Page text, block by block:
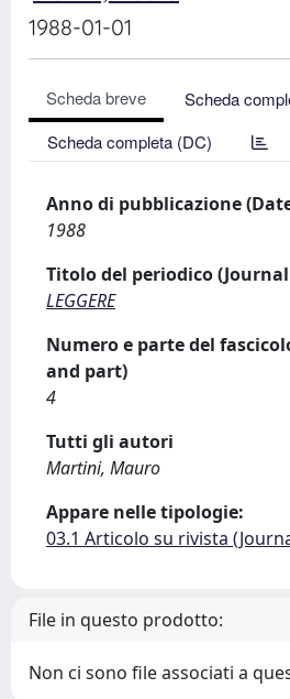
1988-01-01
Scheda breve
Scheda
Scheda completa (DC)
Anno di pubblicazione
1988
Titolo del periodico
LEGGERE
Numero e parte del
and part)
4
Tutti gli autori
Martini, Mauro
Appare nelle tipologie:
03.1 Articolo su rivista
File in questo prodotto:
Non ci sono file associati a